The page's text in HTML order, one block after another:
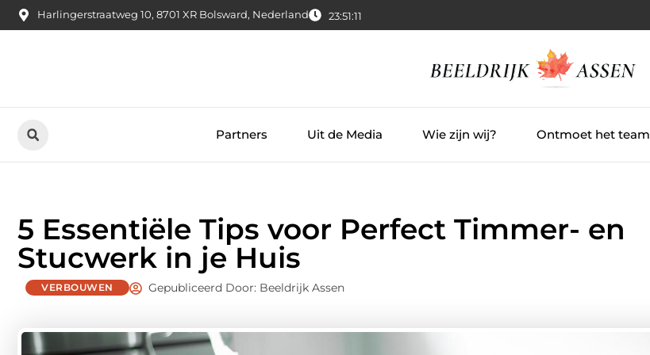
Harlingerstraatweg 10, 8701 XR Bolsward, Nederland 23:51:12
Partners Uit de Media Wie zijn wij? Ontmoet het team
5 Essentiële Tips voor Perfect Timmer- en
Stucwerk in je Huis
VERBOUWEN Gepubliceerd Door: Beeldrijk Assen